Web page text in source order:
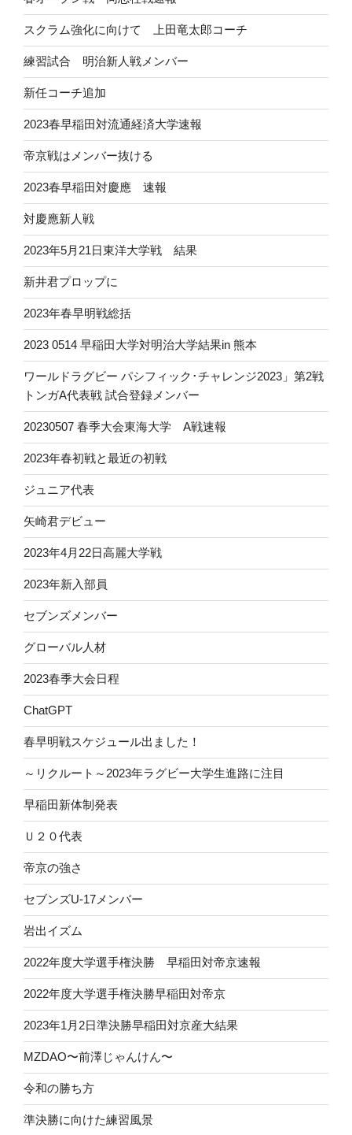
スクラム強化に向けて 上田竜太郎コーチ
練習試合 明治新人戦メンバー
新任コーチ追加
2023春早稲田対流通経済大学速報
帝京戦はメンバー抜ける
2023春早稲田対慶應 速報
対慶應新人戦
2023年5月21日東洋大学戦 結果
新井君プロップに
2023年春早明戦総括
2023 0514 早稲田大学対明治大学結果in 熊本
ワールドラグビー パシフィック･チャレンジ2023」第2戦
トンガA代表戦 試合登録メンバー
20230507 春季大会東海大学 A戦速報
2023年春初戦と最近の初戦
ジュニア代表
矢崎君デビュー
2023年4月22日高麗大学戦
2023年新入部員
セブンズメンバー
グローバル人材
2023春季大会日程
ChatGPT
春早明戦スケジュール出ました！
～リクルート～2023年ラグビー大学生進路に注目
早稲田新体制発表
Ｕ２０代表
帝京の強さ
セブンズU-17メンバー
岩出イズム
2022年度大学選手権決勝 早稲田対帝京速報
2022年度大学選手権決勝早稲田対帝京
2023年1月2日準決勝早稲田対京産大結果
MZDAO〜前澤じゃんけん〜
令和の勝ち方
準決勝に向けた練習風景